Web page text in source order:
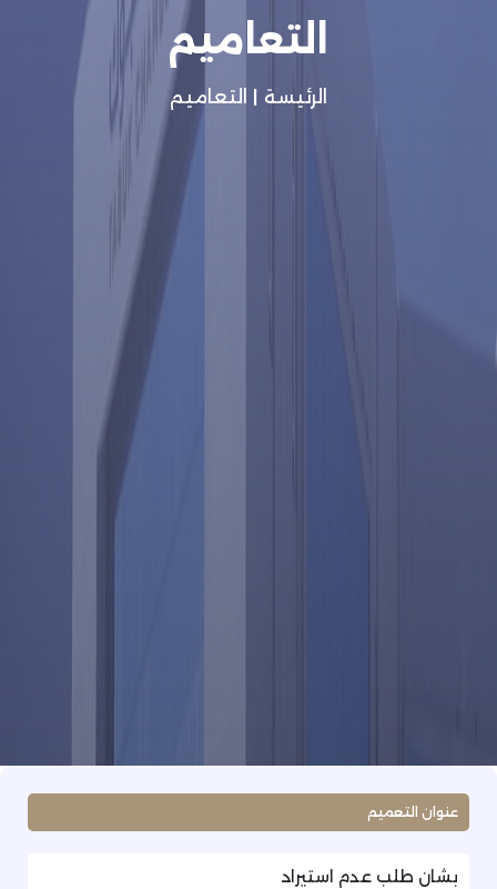
التعاميم
الرئيسة | التعاميم
عنوان التعميم
بشان طلب عدم استيراد